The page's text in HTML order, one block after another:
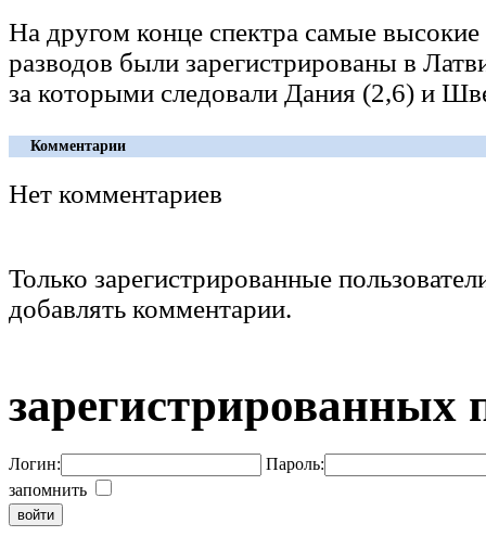
На другом конце спектра самые высокие
разводов были зарегистрированы в
за которыми следовали Дания (2,6) и
Комментарии
Нет комментариев
Только зарегистрированные
добавлять комментарии.
зарегистрированных
Логин:
Пароль:
запомнить